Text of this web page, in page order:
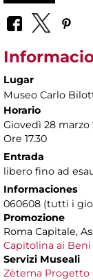
Lugar
Museo Carlo
Horario
Giovedì 28 marzo
Ore 17.30
Entrada
libero fino ad
Informaciones
060608 (tutti i
Promozione
Roma Capitale,
Capitolina ai
Servizi Museali
Zètema Progetto